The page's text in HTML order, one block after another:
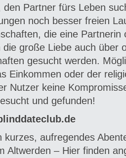
den Partner fürs Leben
noch besser freien
die eine
die große Liebe auch über
gesucht werden.
Einkommen oder der
Nutzer keine
und gefunden!
kurzes, aufregendes
Altwerden – Hier finden